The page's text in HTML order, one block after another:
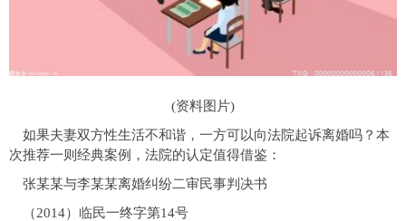
(资料图片)
如果夫妻双方性生活不和谐，一方可以向法院起诉离婚吗？本
次推荐一则经典案例，法院的认定值得借鉴：
张某某与李某某离婚纠纷二审民事判决书
（2014）临民一终字第14号